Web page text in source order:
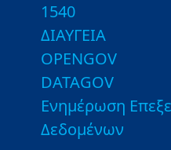
1540
ΔΙΑΥΓΕΙΑ
OPENGOV
DATAGOV
Ενημέρωση
Δεδομένων